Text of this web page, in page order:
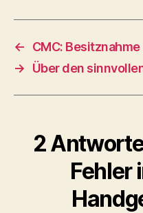
←
CMC: Besitznahme
→
Über den
2
Fehler